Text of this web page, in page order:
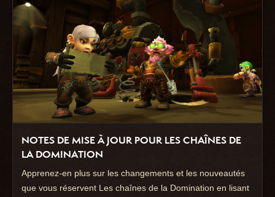
NOTES DE MISE À JOUR POUR LES CHAÎNES DE
LA DOMINATION
Apprenez-en plus sur les changements et les nouveautés
que vous réservent Les chaînes de la Domination en lisant